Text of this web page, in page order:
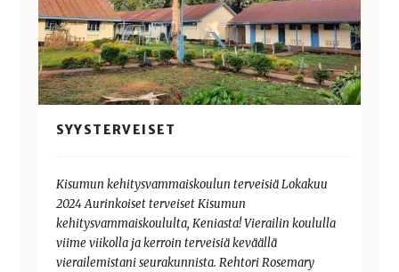
SYYSTERVEISET
Kisumun kehitysvammaiskoulun terveisiä Lokakuu
2024 Aurinkoiset terveiset Kisumun
kehitysvammaiskoululta, Keniasta! Vierailin koululla
viime viikolla ja kerroin terveisiä keväällä
vierailemistani seurakunnista. Rehtori Rosemary